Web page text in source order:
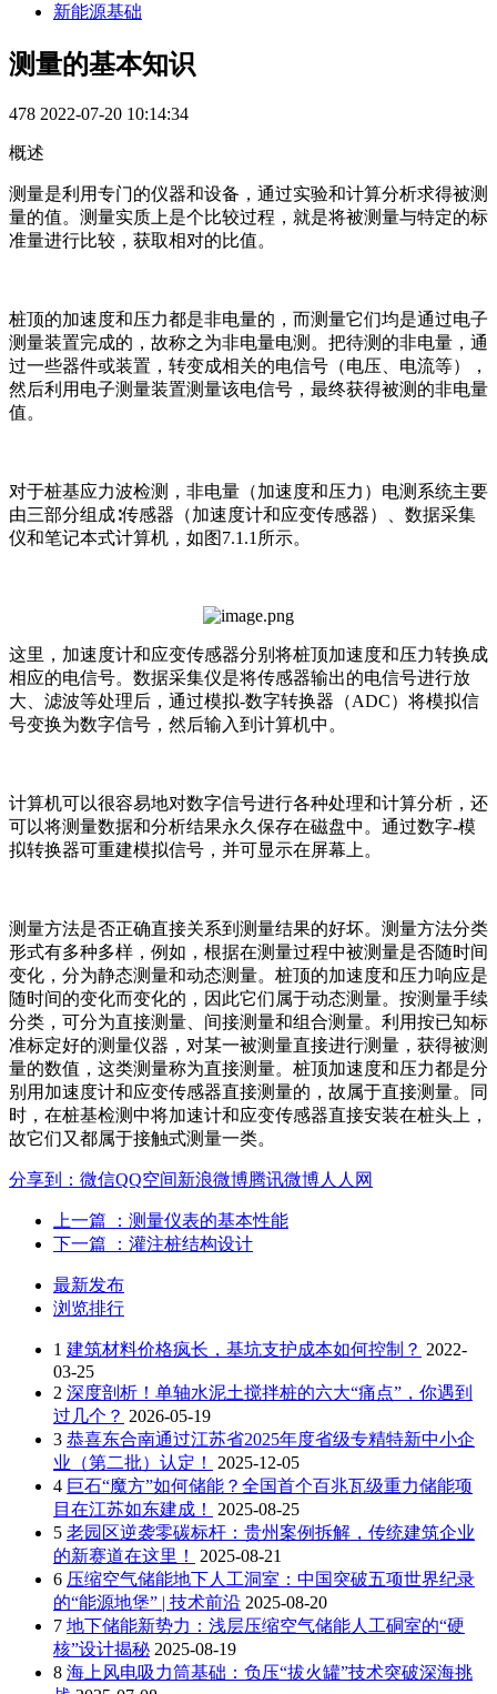
新能源基础
测量的基本知识
478 2022-07-20 10:14:34
概述
测量是利用专门的仪器和设备，通过实验和计算分析求得被测
量的值。测量实质上是个比较过程，就是将被测量与特定的标
准量进行比较，获取相对的比值。
桩顶的加速度和压力都是非电量的，而测量它们均是通过电子
测量装置完成的，故称之为非电量电测。把待测的非电量，通
过一些器件或装置，转变成相关的电信号（电压、电流等），
然后利用电子测量装置测量该电信号，最终获得被测的非电量
值。
对于桩基应力波检测，非电量（加速度和压力）电测系统主要
由三部分组成∶传感器（加速度计和应变传感器）、数据采集
仪和笔记本式计算机，如图7.1.1所示。
这里，加速度计和应变传感器分别将桩顶加速度和压力转换成
相应的电信号。数据采集仪是将传感器输出的电信号进行放
大、滤波等处理后，通过模拟-数字转换器（ADC）将模拟信
号变换为数字信号，然后输入到计算机中。
计算机可以很容易地对数字信号进行各种处理和计算分析，还
可以将测量数据和分析结果永久保存在磁盘中。通过数字-模
拟转换器可重建模拟信号，并可显示在屏幕上。
测量方法是否正确直接关系到测量结果的好坏。测量方法分类
形式有多种多样，例如，根据在测量过程中被测量是否随时间
变化，分为静态测量和动态测量。桩顶的加速度和压力响应是
随时间的变化而变化的，因此它们属于动态测量。按测量手续
分类，可分为直接测量、间接测量和组合测量。利用按已知标
准标定好的测量仪器，对某一被测量直接进行测量，获得被测
量的数值，这类测量称为直接测量。桩顶加速度和压力都是分
别用加速度计和应变传感器直接测量的，故属于直接测量。同
时，在桩基检测中将加速计和应变传感器直接安装在桩头上，
故它们又都属于接触式测量一类。
分享到： 微信QQ空间新浪微博腾讯微博人人网
上一篇
：测量仪表的基本性能
下一篇
：灌注桩结构设计
最新发布
浏览排行
1 建筑材料价格疯长，基坑支护成本如何控制？ 2022-
03-25
2 深度剖析！单轴水泥土搅拌桩的六大“痛点”，你遇到
过几个？ 2026-05-19
3 恭喜东合南通过江苏省2025年度省级专精特新中小企
业（第二批）认定！
2025-12-05
4 巨石“魔方”如何储能？全国首个百兆瓦级重力储能项
目在江苏如东建成！
2025-08-25
5 老园区逆袭零碳标杆：贵州案例拆解，传统建筑企业
的新赛道在这里！
2025-08-21
6 压缩空气储能地下人工洞室：中国突破五项世界纪录
的“能源地堡” | 技术前沿 2025-08-20
7 地下储能新势力：浅层压缩空气储能人工硐室的“硬
核”设计揭秘 2025-08-19
8 海上风电吸力筒基础：负压“拔火罐”技术突破深海挑